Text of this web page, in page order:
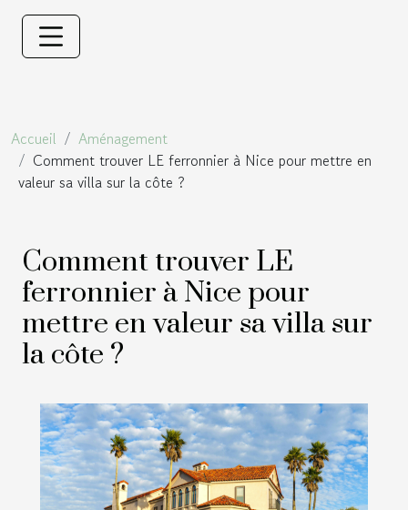
Accueil
Aménagement
Comment trouver LE ferronnier à Nice pour mettre en
valeur sa villa sur la côte ?
Comment trouver LE
ferronnier à Nice pour
mettre en valeur sa villa sur
la côte ?